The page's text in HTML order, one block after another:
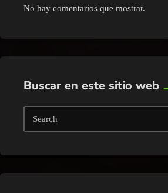
No hay comentarios que mostrar.
Buscar en este sitio web
Search